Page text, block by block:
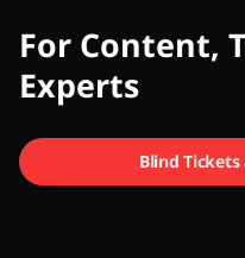
CMCX
For Content,
Experts
Blind Tickets